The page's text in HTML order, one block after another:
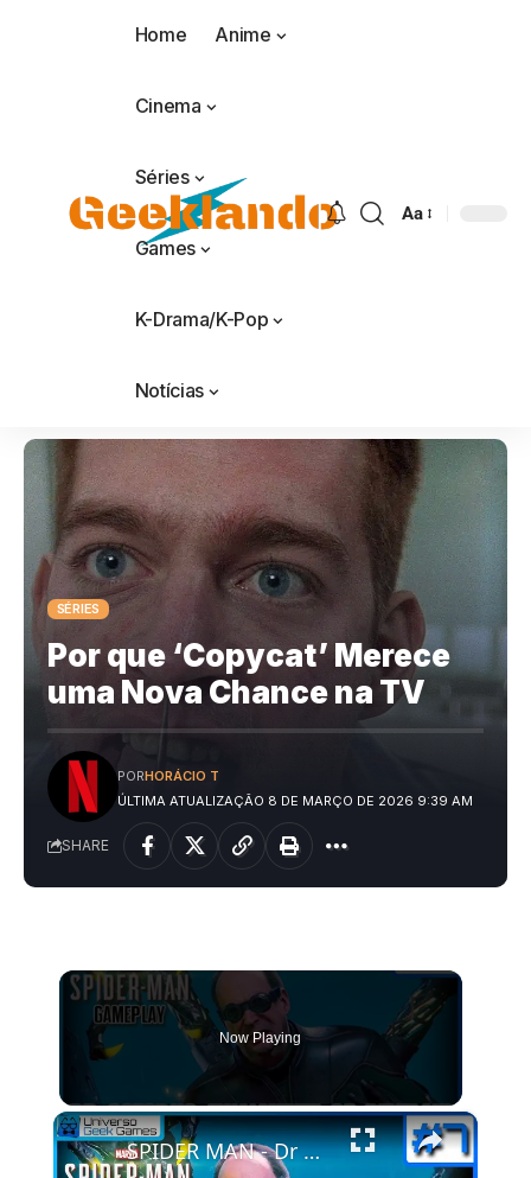
Home Anime
Cinema
Séries
Games
K-Drama/K-Pop
Notícias
Aa
SÉRIES
Por que ‘Copycat’ Merece
uma Nova Chance na TV
ÚLTIMA ATUALIZAÇÃO 8 DE MARÇO DE 2026 9:39 AM
PORHORÁCIO T
SHARE
Now Playing
×
SPIDER MAN - Dr Octopus finalmente se revela!!! - Gameplay no PC 4K 60fps #parte7 #gaming